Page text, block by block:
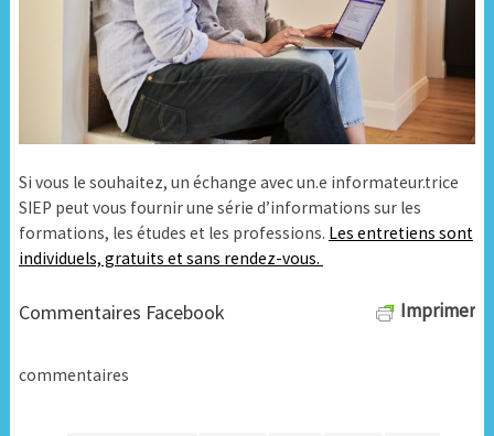
Si vous le souhaitez, un échange avec un.e informateur.trice
SIEP peut vous fournir une série d’informations sur les
formations, les études et les professions. Les entretiens sont
individuels, gratuits et sans rendez-vous.
Imprimer
Commentaires Facebook
commentaires